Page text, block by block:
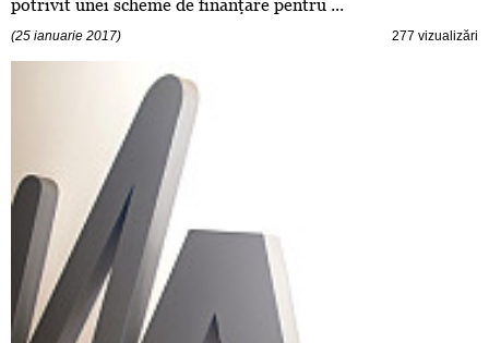
potrivit unei scheme de finanţare pentru ...
(25 ianuarie 2017) 277 vizualizări